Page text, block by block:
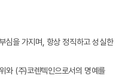
심을 가지며, 항상 정직하고 성실한
와 (주)코렌텍인으로서의 명예를